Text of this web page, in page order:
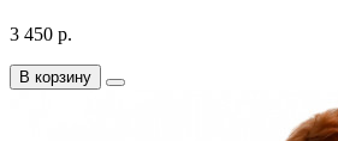
3 450 р.
В корзину